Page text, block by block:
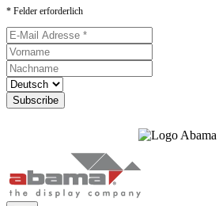
* Felder erforderlich